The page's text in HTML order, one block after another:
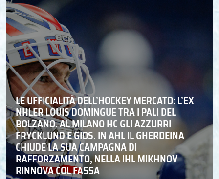
LE UFFICIALITÀ DELL’HOCKEY MERCATO: L’EX
NHLER LOUIS DOMINGUE TRA I PALI DEL
BOLZANO. AL MILANO HC GLI AZZURRI
FRYCKLUND E GIOS. IN AHL IL GHERDEINA
CHIUDE LA SUA CAMPAGNA DI
RAFFORZAMENTO, NELLA IHL MIKHNOV
RINNOVA COL FASSA